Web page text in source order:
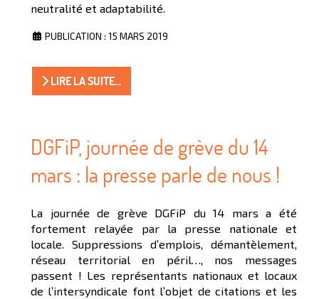
neutralité et adaptabilité.
PUBLICATION : 15 MARS 2019
LIRE LA SUITE...
DGFiP, journée de grève du 14
mars : la presse parle de nous !
La journée de grève DGFiP du 14 mars a été
fortement relayée par la presse nationale et
locale. Suppressions d’emplois, démantèlement,
réseau territorial en péril…, nos messages
passent ! Les représentants nationaux et locaux
de l’intersyndicale font l’objet de citations et les